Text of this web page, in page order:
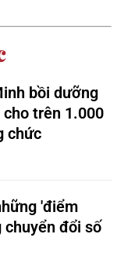
bồi dưỡng
trên 1.000
chức
'điểm
chuyển đổi số